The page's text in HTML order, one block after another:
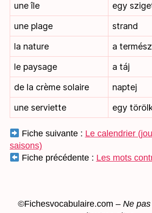
une île
egy
une plage
strand
la nature
a
le paysage
a táj
de la crème solaire
naptej
une serviette
egy
Fiche suivante : Le calendrier
saisons)
Fiche précédente : Les mots
©Fichesvocabulaire.com – Ne